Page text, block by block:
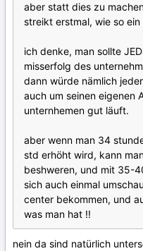
aber statt dies zu
streikt erstmal, wie so
ich denke, man sollte
misserfolg des
dann würde nämlich
auch um seinen eigenen
unternhemen gut läuft.
aber wenn man 34
std erhöht wird, kann
beshweren, und mit 35-
sich auch einmal
center bekommen, und
was man hat !!
nein da sind natürlich